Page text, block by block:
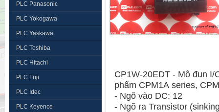
PLC Panasonic
PLC Yokogawa
PLC Yaskawa
PLC Toshiba
PLC Hitachi
PLC Fuji
PLC Idec
PLC Keyence
CP1W-20EDT - Mô đun
phẩm CPM1A series,
- Ngõ vào DC: 12
- Ngõ ra Transistor